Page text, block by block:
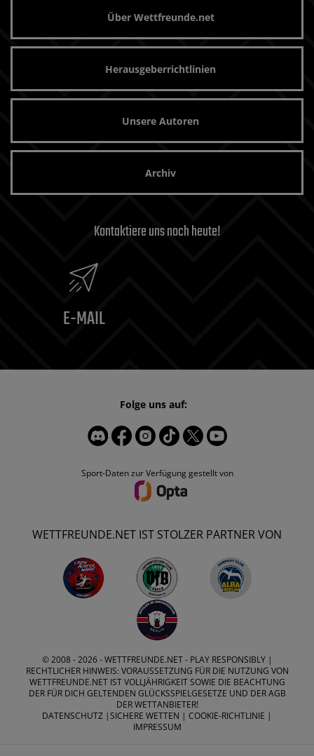
Über Wettfreunde.net
Herausgeberrichtlinien
Unsere Autoren
Archiv
Kontaktiere uns noch heute!
E-MAIL
Sport-Daten zur Verfügung gestellt von
Folge uns auf:
WETTFREUNDE.NET IST STOLZER PARTNER VON
© 2008 - 2026 -WETTFREUNDE.NET- PLAY RESPONSIBLY |
RECHTLICHER HINWEIS: VORAUSSETZUNG FÜR DIE NUTZUNG VON
WETTFREUNDE.NET IST VOLLJÄHRIGKEIT SOWIE DIE BEACHTUNG
DER FÜR DICH GELTENDEN GLÜCKSSPIELGESETZE UND DER AGB
DER WETTANBIETER!
DATENSCHUTZ |SICHERE WETTEN | COOKIE-RICHTLINIE |
IMPRESSUM